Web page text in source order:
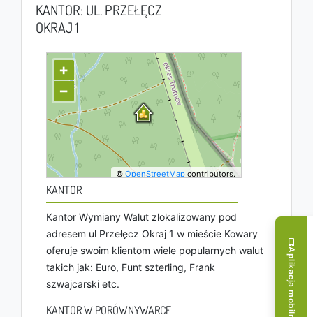
KANTOR: UL. PRZEŁĘCZ
OKRAJ 1
+
−
©OpenStreetMap contributors.
KANTOR
Kantor Wymiany Walut zlokalizowany pod
adresem ul Przełęcz Okraj 1 w mieście Kowary
oferuje swoim klientom wiele popularnych walut
takich jak: Euro, Funt szterling, Frank
szwajcarski etc.
KANTOR W PORÓWNYWARCE Aplikacja mobilna!